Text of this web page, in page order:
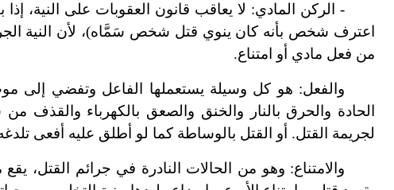
-الركن المادي: لا يعاقب قانون العقوبات على النية،
اعترف شخص بأنه كان ينوي قتل شخص سَمَّاه)، لأن النية
من فعل مادي أو امتناع.
والفعل: هو كل وسيلة يستعملها الفاعل وتفضي إلى
الحادة والحرق بالنار والخنق والصعق بالكهرباء والقذف
لجريمة القتل. أو القتل بالوساطة كما لو أطلق عليه أفعى
والامتناع: وهو من الحالات النادرة في جرائم القتل،